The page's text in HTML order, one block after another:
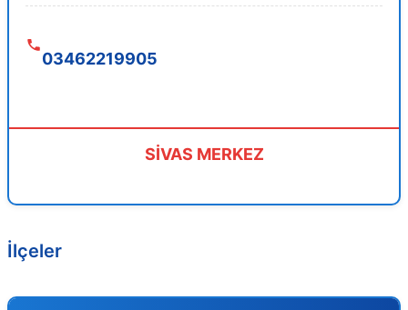
03462219905
SİVAS MERKEZ
İlçeler